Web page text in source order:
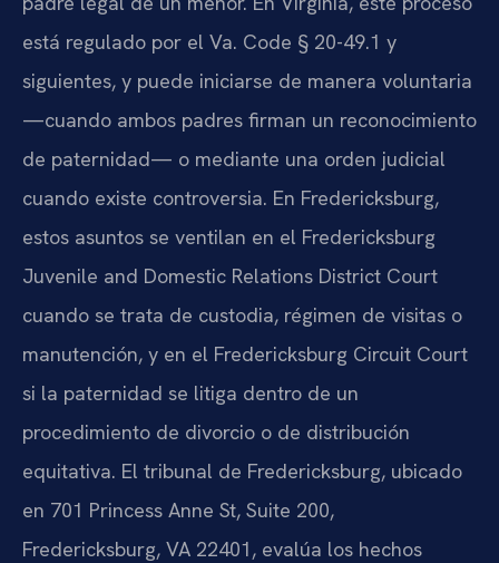
está regulado por el Va. Code § 20-49.1 y
siguientes, y puede iniciarse de manera voluntaria
—cuando ambos padres firman un reconocimiento
de paternidad— o mediante una orden judicial
cuando existe controversia. En Fredericksburg,
estos asuntos se ventilan en el Fredericksburg
Juvenile and Domestic Relations District Court
cuando se trata de custodia, régimen de visitas o
manutención, y en el Fredericksburg Circuit Court
si la paternidad se litiga dentro de un
procedimiento de divorcio o de distribución
equitativa. El tribunal de Fredericksburg, ubicado
en 701 Princess Anne St, Suite 200,
Fredericksburg, VA 22401, evalúa los hechos